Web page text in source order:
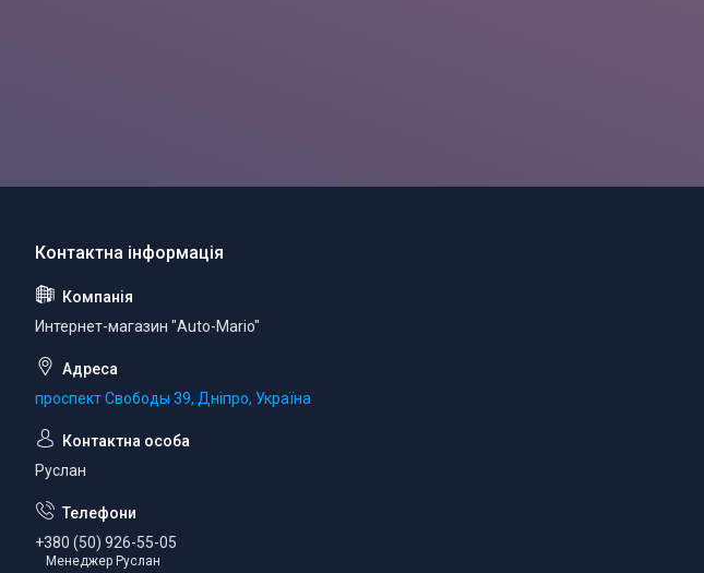
Интернет-магазин "Auto-Mario"
проспект Свободы 39, Дніпро, Україна
Руслан
+380 (50) 926-55-05
Менеджер Руслан